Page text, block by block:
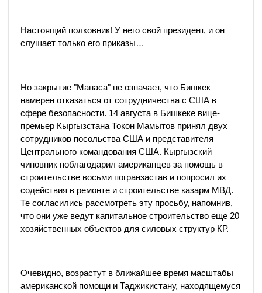
Настоящий полковник! У него свой президент, и он
слушает только его приказы…
Но закрытие "Манаса" не означает, что Бишкек
намерен отказаться от сотрудничества с США в
сфере безопасности. 14 августа в Бишкеке вице-
премьер Кыргызстана Токон Мамытов принял двух
сотрудников посольства США и представителя
Центрального командования США. Кыргызский
чиновник поблагодарил американцев за помощь в
строительстве восьми погранзастав и попросил их
содействия в ремонте и строительстве казарм МВД.
Те согласились рассмотреть эту просьбу, напомнив,
что они уже ведут капитальное строительство еще 20
хозяйственных объектов для силовых структур КР.
Очевидно, возрастут в ближайшее время масштабы
американской помощи и Таджикистану, находящемуся